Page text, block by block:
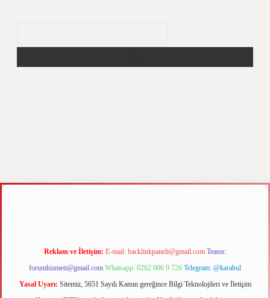
m elexbet
Reklam ve İletişim: E-mail: backlinkpaneli@gmail.com Teams:
forumhizmeti@gmail.com Whatsapp: 0262 606 0 726 Telegram: @karabul
Yasal Uyarı: Sitemiz, 5651 Sayılı Kanun gereğince Bilgi Teknolojileri ve İletişim